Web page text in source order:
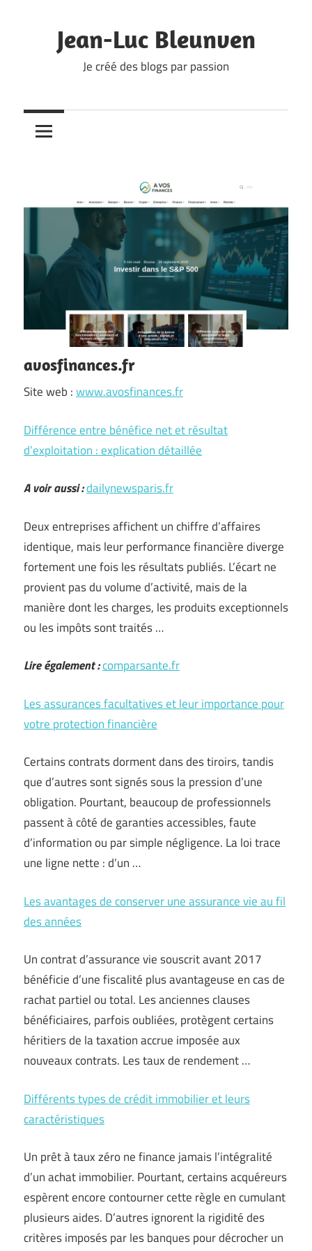
contentJean-Luc Bleunven
Je créé des blogs par passion
avosfinances.fr
Site web :www.avosfinances.fr
Différence entre bénéfice net et résultat
d’exploitation : explication détaillée
A voir aussi :dailynewsparis.fr
Deux entreprises affichent un chiffre d’affaires
identique, mais leur performance financière diverge
fortement une fois les résultats publiés. L’écart ne
provient pas du volume d’activité, mais de la
manière dont les charges, les produits exceptionnels
ou les impôts sont traités …
Lire également :comparsante.fr
Les assurances facultatives et leur importance pour
votre protection financière
Certains contrats dorment dans des tiroirs, tandis
que d’autres sont signés sous la pression d’une
obligation. Pourtant, beaucoup de professionnels
passent à côté de garanties accessibles, faute
d’information ou par simple négligence. La loi trace
une ligne nette : d’un …
Les avantages de conserver une assurance vie au fil
des années
Un contrat d’assurance vie souscrit avant 2017
bénéficie d’une fiscalité plus avantageuse en cas de
rachat partiel ou total. Les anciennes clauses
bénéficiaires, parfois oubliées, protègent certains
héritiers de la taxation accrue imposée aux
nouveaux contrats. Les taux de rendement …
Différents types de crédit immobilier et leurs
caractéristiques
Un prêt à taux zéro ne finance jamais l’intégralité
d’un achat immobilier. Pourtant, certains acquéreurs
espèrent encore contourner cette règle en cumulant
plusieurs aides. D’autres ignorent la rigidité des
critères imposés par les banques pour décrocher un